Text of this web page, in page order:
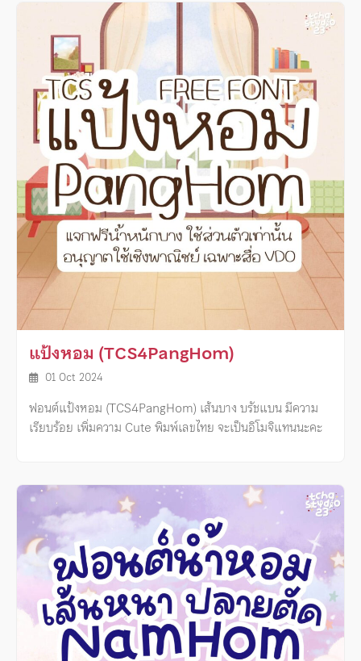
แป้งหอม (TCS4PangHom)
01 Oct 2024
ฟอนต์แป้งหอม (TCS4PangHom) เส้นบาง บรัชแบน มีความ
เรียบร้อย เพิ่มความ Cute พิมพ์เลขไทย จะเป็นอิโมจิแทนนะคะ